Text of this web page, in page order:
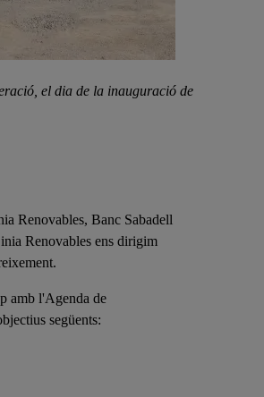
el dia de la inauguració de
Renovables, Banc Sabadell
Renovables ens dirigim
amb l'Agenda de
següents: